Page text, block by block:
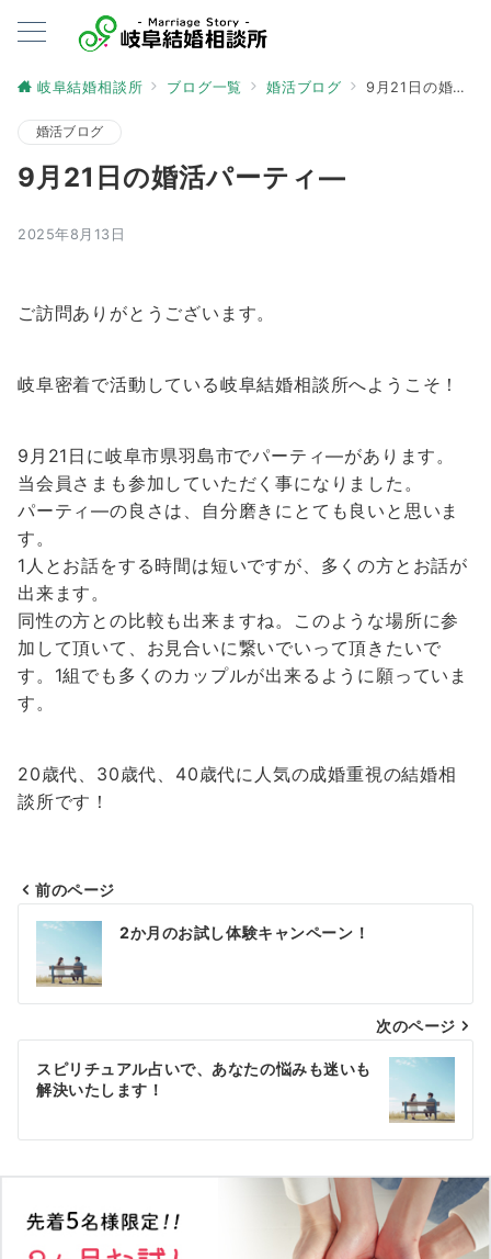
岐阜結婚相談所 ブログ一覧 婚活ブログ 9月21日の婚活パーティ―
婚活ブログ
9月21日の婚活パーティ―
2025年8月13日
ご訪問ありがとうございます。
岐阜密着で活動している岐阜結婚相談所へようこそ！
9月21日に岐阜市県羽島市でパーティ―があります。
当会員さまも参加していただく事になりました。
パーティ―の良さは、自分磨きにとても良いと思いま
す。
1人とお話をする時間は短いですが、多くの方とお話が
出来ます。
同性の方との比較も出来ますね。このような場所に参
加して頂いて、お見合いに繋いでいって頂きたいで
す。1組でも多くのカップルが出来るように願っていま
す。
20歳代、30歳代、40歳代に人気の成婚重視の結婚相
談所です！
投
稿
ナ
ビ
ゲ
ー
シ
ョ
ン
前のページ
2か月のお試し体験キャンペーン！
次のページ
スピリチュアル占いで、あなたの悩みも迷いも
解決いたします！